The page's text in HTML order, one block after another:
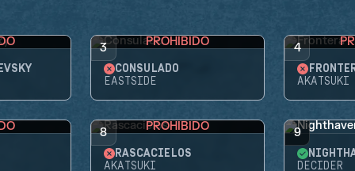
3 PROHIBIDO
CONSULADO
EASTSIDE
4
AKATSUKI
8 PROHIBIDO
RASCACIELOS
AKATSUKI
9
DECIDER